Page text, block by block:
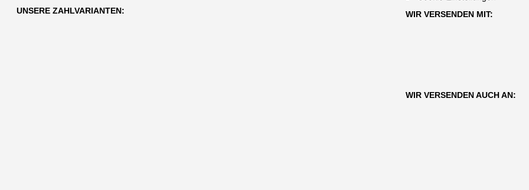
UNSERE ZAHLVARIANTEN:
WIR VERSENDEN MIT:
WIR VERSENDEN AUCH AN: